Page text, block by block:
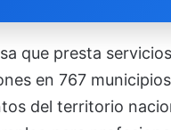
que presta
en 767
del territorio